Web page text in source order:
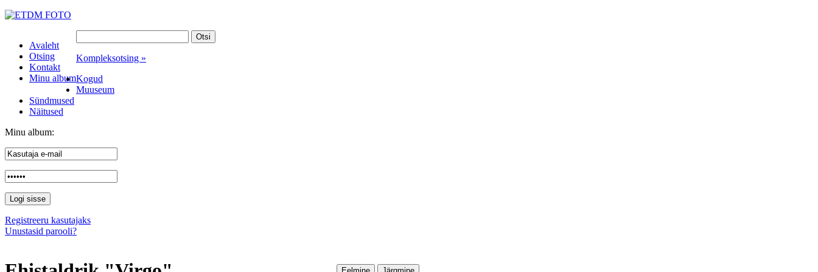
Avaleht
Otsing
Kontakt
Minu album
Kompleksotsing »
Kogud
Muuseum
Sündmused
Näitused
Minu album:
Registreeru kasutajaks
Unustasid parooli?